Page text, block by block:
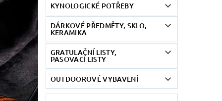
KYNOLOGICKÉ POTŘEBY
DÁRKOVÉ PŘEDMĚTY, SKLO,
KERAMIKA
GRATULAČNÍ LISTY,
PASOVACÍ LISTY
OUTDOOROVÉ VYBAVENÍ